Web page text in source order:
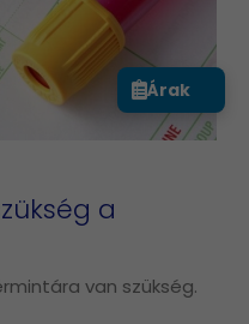
a
van szükség.
Árak